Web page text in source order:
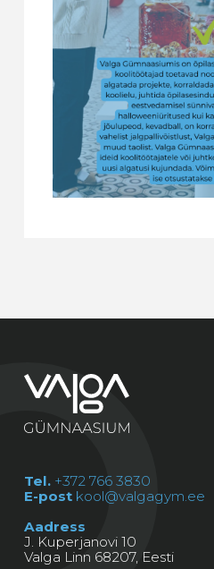
Tel. +372 766 3830
E-post kool@valgagym.ee
Aadress
J. Kuperjanovi 10
Valga Linn 68207, Eesti